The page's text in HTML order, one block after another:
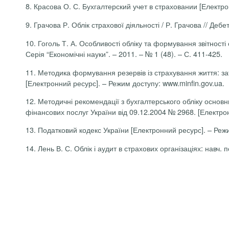
8. КрасоваО. С. Бухгалтерский учетвстраховании
9. Грачова Р. Облік страхової діяльності / Р. Грачова //
10. Гоголь Т. А. Особливості обліку та формування
Серія “Економічні науки”. – 2011. – № 1 (48). – С. 411-425.
11. Методика формування резервів із страхування життя:
[Електронний ресурс]. – Режим доступу: www.minfin.gov.ua.
12. Методичні рекомендаціїз бухгалтерського обліку
фінансових послуг України від 09.12.2004 № 2968.
13. Податковий кодекс України [Електронний ресурс]. –
14. Лень В. С. Облік і аудит в страхових організаціях: навч.